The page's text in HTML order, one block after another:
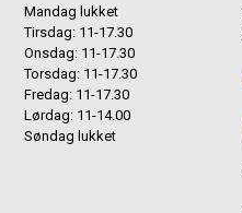
Mandag lukket
Tirsdag: 11-17.30
Onsdag: 11-17.30
Torsdag: 11-17.30
Fredag: 11-17.30
Lørdag: 11-14.00
Søndag lukket